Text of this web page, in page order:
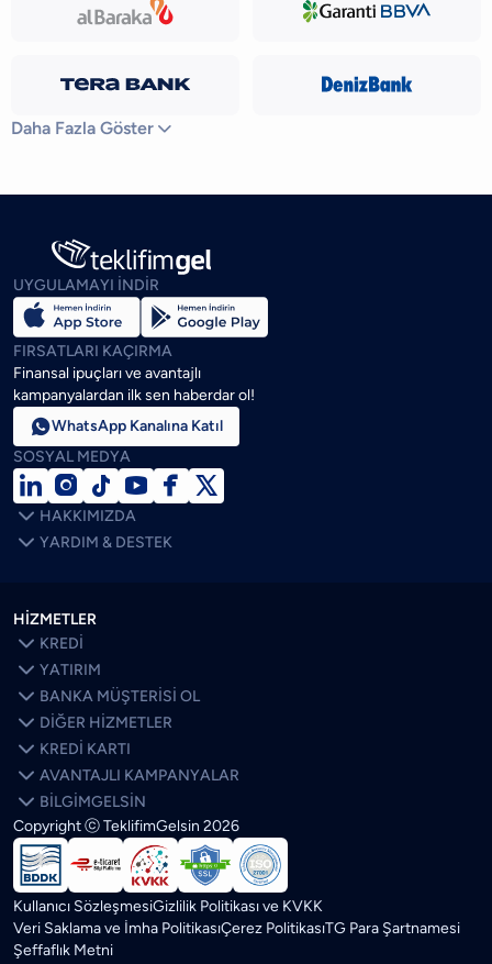
Daha Fazla Göster 
UYGULAMAYI İNDİR
FIRSATLARI KAÇIRMA
Finansal ipuçları ve avantajlı
kampanyalardan ilk sen haberdar ol!
WhatsApp Kanalına Katıl
SOSYAL MEDYA
    

 HAKKIMIZDA
 YARDIM & DESTEK
HİZMETLER
 KREDİ
 YATIRIM
 BANKA MÜŞTERİSİ OL
 DİĞER HİZMETLER
 KREDİ KARTI
 AVANTAJLI KAMPANYALAR
 BİLGİMGELSİN
SON BLOGLARÖNE ÇIKANLAR
Kredi Kartı Limitim Neden Düştü? Bankalar Limiti Neye Göre
Belirliyor?
Kredi Faizleri Düşerse Ev Fiyatları Ne Olur? Artar mı?
Copyright ⓒ TeklifimGelsin 2026
Kullanıcı SözleşmesiGizlilik Politikası ve KVKK
Veri Saklama ve İmha PolitikasıÇerez PolitikasıTG Para Şartnamesi
Şeffaflık Metni